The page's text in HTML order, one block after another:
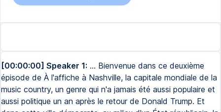
[00:00:00] Speaker 1: ... Bienvenue dans ce deuxième
épisode de À l'affiche à Nashville, la capitale mondiale de la
music country, un genre qui n'a jamais été aussi populaire et
aussi politique un an après le retour de Donald Trump. Et